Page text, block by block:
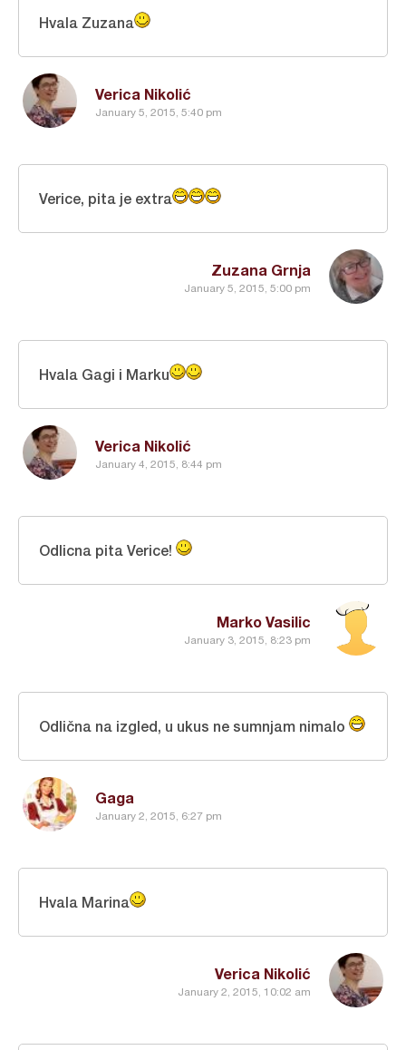
Verica Nikolić
January 5, 2015, 5:40 pm
Hvala Zuzana
Zuzana Grnja
January 5, 2015, 5:00 pm
Verice, pita je extra
Verica Nikolić
January 4, 2015, 8:44 pm
Hvala Gagi i Marku
Marko Vasilic
January 3, 2015, 8:23 pm
Odlicna pita Verice!
Gaga
January 2, 2015, 6:27 pm
Odlična na izgled, u ukus ne sumnjam nimalo
Verica Nikolić
January 2, 2015, 10:02 am
Hvala Marina